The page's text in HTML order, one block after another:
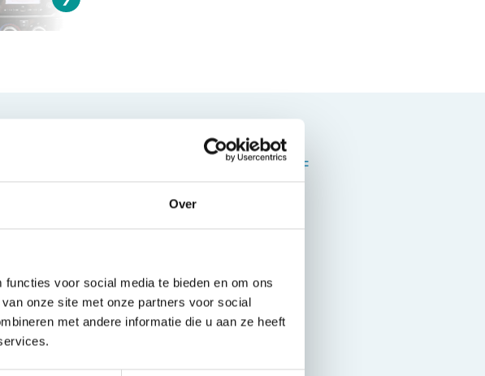
Over
voor social media te bieden en om ons
onze site met onze partners voor social
met andere informatie die u aan ze heeft
Fiat
BRANDSTOF
Diesel
VERKOOPPRIJS